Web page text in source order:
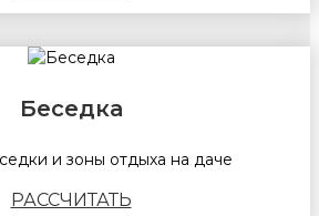
Беседка
и зоны отдыха на даче
РАССЧИТАТЬ